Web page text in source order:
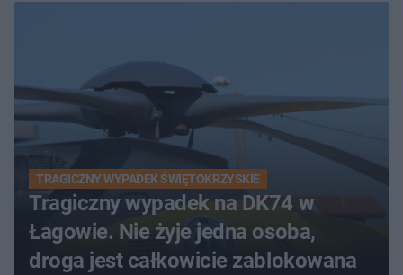
TRAGICZNY WYPADEK ŚWIĘTOKRZYSKIE
Tragiczny wypadek na DK74 w
Łagowie. Nie żyje jedna osoba,
droga jest całkowicie zablokowana